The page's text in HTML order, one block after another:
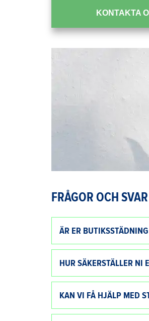
KONTAKTA
FRÅGOR OCH
ÄR ER
HUR SÄKERSTÄLLER NI
KAN VI FÅ HJÄLP MED